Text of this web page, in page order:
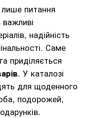
питання
надійність
Саме
приділяється
. У каталозі
для щоденного
подорожей,